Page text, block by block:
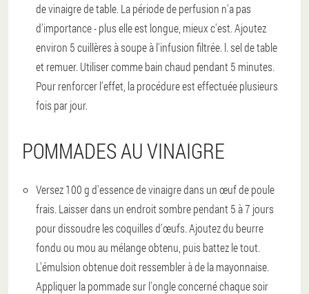
de vinaigre de table. La période de perfusion n'a pas
d'importance - plus elle est longue, mieux c'est. Ajoutez
environ 5 cuillères à soupe à l'infusion filtrée. l. sel de table
et remuer. Utiliser comme bain chaud pendant 5 minutes.
Pour renforcer l'effet, la procédure est effectuée plusieurs
fois par jour.
POMMADES AU VINAIGRE
Versez 100 g d'essence de vinaigre dans un œuf de poule
frais. Laisser dans un endroit sombre pendant 5 à 7 jours
pour dissoudre les coquilles d'œufs. Ajoutez du beurre
fondu ou mou au mélange obtenu, puis battez le tout.
L'émulsion obtenue doit ressembler à de la mayonnaise.
Appliquer la pommade sur l'ongle concerné chaque soir